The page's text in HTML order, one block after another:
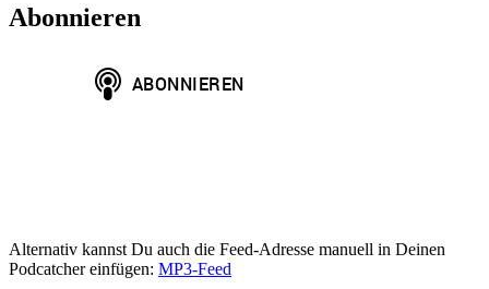
Abonnieren
Alternativ kannst Du auch die Feed-Adresse manuell in Deinen
Podcatcher einfügen: MP3-Feed